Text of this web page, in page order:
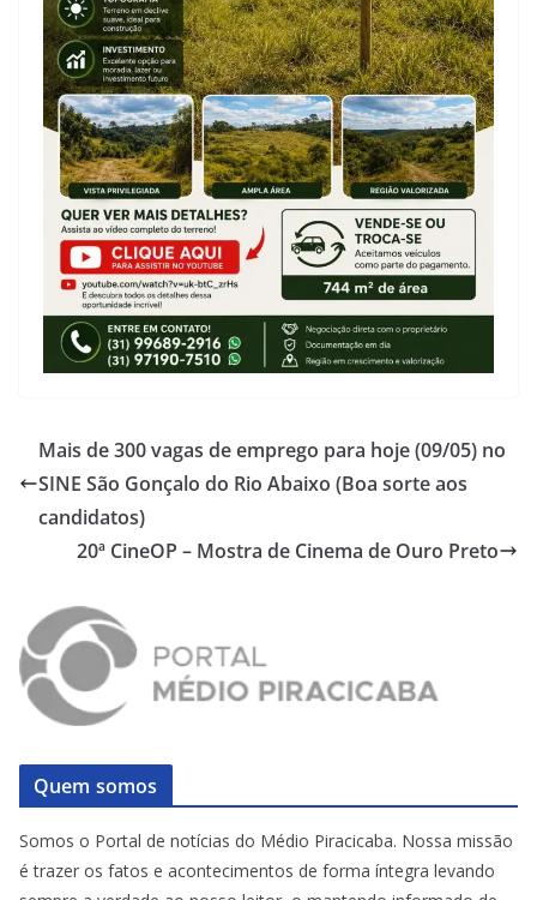
Mais de 300 vagas de emprego para hoje (09/05) no
SINE São Gonçalo do Rio Abaixo (Boa sorte aos
candidatos)
20ª CineOP – Mostra de Cinema de Ouro Preto
Quem somos
Somos o Portal de notícias do Médio Piracicaba. Nossa missão
é trazer os fatos e acontecimentos de forma íntegra levando